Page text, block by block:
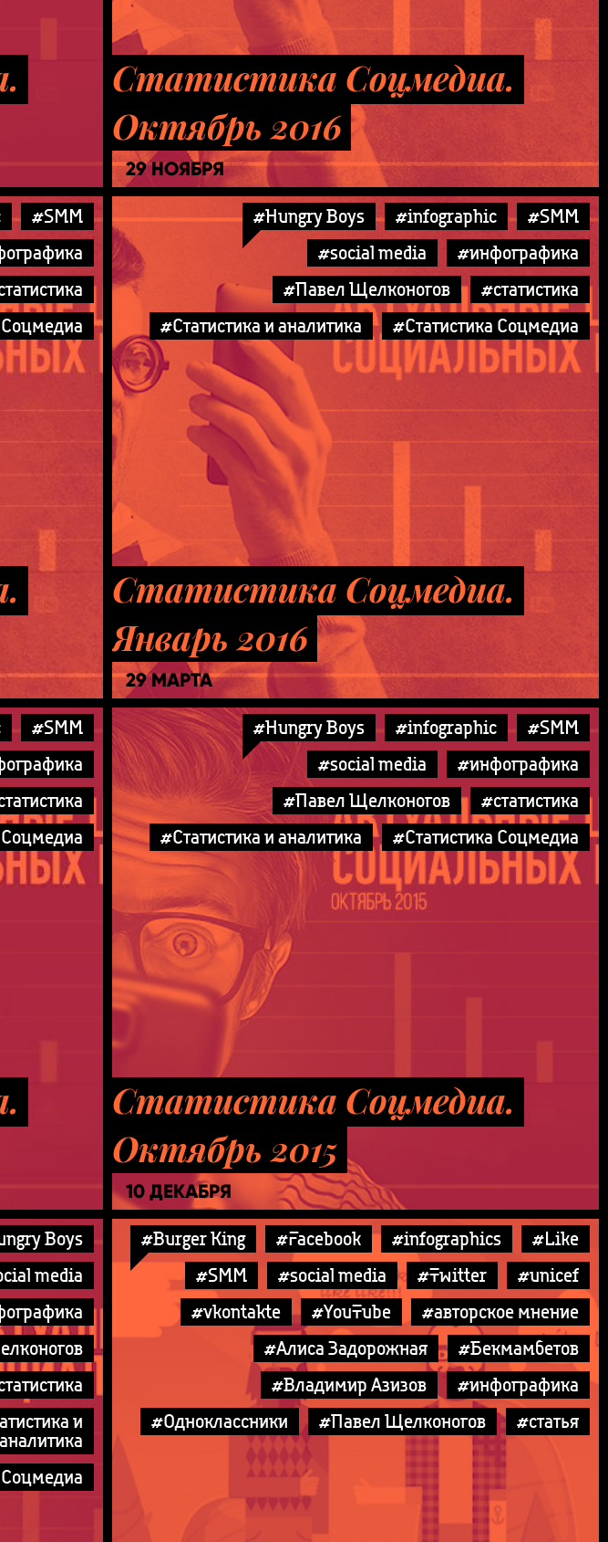
Статистика Соцмедиа.
Октябрь 2016
29 НОЯБРЯ
#SMM
Соцмедиа
#Hungry Boys #infographic
#SMM
#social media
#инфографика
#Павел Щелконогов
#статистика
#Статистика и аналитика
#Статистика Соцмедиа
Статистика Соцмедиа.
Январь 2016
29 МАРТА
#SMM
Соцмедиа
#Hungry Boys #infographic
#SMM
#social media
#инфографика
#Павел Щелконогов
#статистика
#Статистика и аналитика
#Статистика Соцмедиа
Статистика Соцмедиа.
Октябрь 2015
10 ДЕКАБРЯ
Boys
media
и
аналитика
Соцмедиа
#Burger King #Facebook #infographics
#Like
#SMM
#social media #Twitter
#unicef
#vkontakte
#YouTube
#авторское мнение
#Алиса Задорожная
#Бекмамбетов
#Владимир Азизов
#инфографика
#Одноклассники
#Павел Щелконогов #статья